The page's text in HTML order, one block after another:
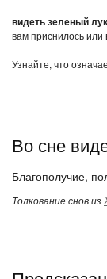
видеть зеленый
вам приснилось или
Узнайте, что
Во сне
Благополучие,
Толкование снов из